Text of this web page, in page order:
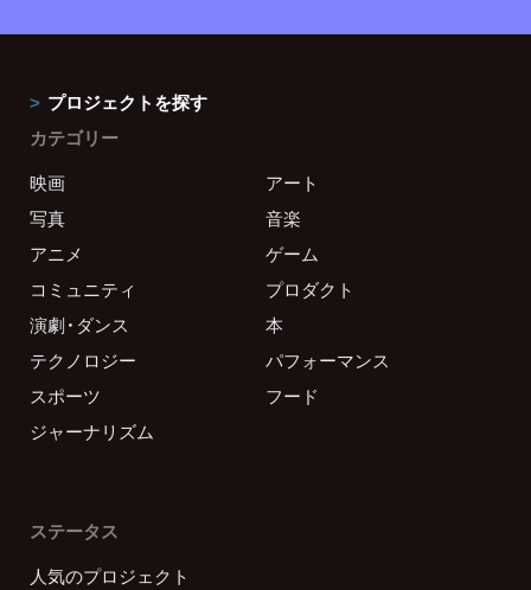
プロジェクトを探す
カテゴリー
映画
アート
写真
音楽
アニメ
ゲーム
コミュニティ
プロダクト
演劇・ダンス
本
テクノロジー
パフォーマンス
スポーツ
フード
ジャーナリズム
ステータス
人気のプロジェクト